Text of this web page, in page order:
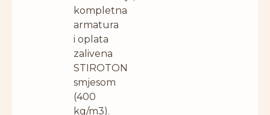
kompletna
armatura
i oplata
zalivena
STIROTON
smjesom
(400
kg/m3).